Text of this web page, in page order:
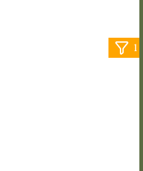
1